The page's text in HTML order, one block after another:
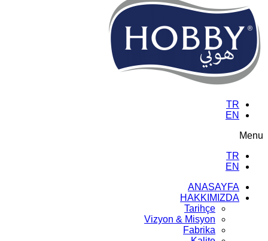
TR
EN
Menu
TR
EN
ANASAYFA
HAKKIMIZDA
Tarihçe
Vizyon & Misyon
Fabrika